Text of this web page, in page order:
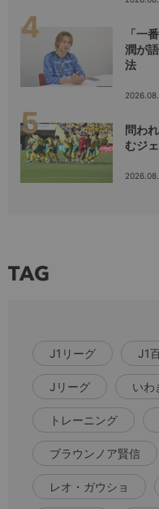
「一
潤が
法
問わ
むジ
TAG
J1リーグ J1
Jリーグ いわ
トレーニング
ブラウンノア賢信
レオ・ガウショ